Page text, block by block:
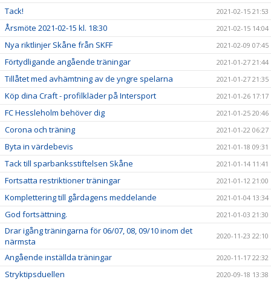
Tack! 2021-02-15 21:53
Årsmöte 2021-02-15 kl. 18:30 2021-02-15 14:04
Nya riktlinjer Skåne från SKFF 2021-02-09 07:45
Förtydligande angående träningar 2021-01-27 21:44
Tillåtet med avhämtning av de yngre spelarna 2021-01-27 21:35
Köp dina Craft - profilkläder på Intersport 2021-01-26 17:17
FC Hessleholm behöver dig 2021-01-25 20:46
Corona och träning 2021-01-22 06:27
Byta in värdebevis 2021-01-18 09:31
Tack till sparbanksstiftelsen Skåne 2021-01-14 11:41
Fortsatta restriktioner träningar 2021-01-12 21:00
Komplettering till gårdagens meddelande 2021-01-04 13:34
God fortsättning. 2021-01-03 21:30
Drar igång träningarna för 06/07, 08, 09/10 inom det
närmsta
2020-11-23 22:10
Angående inställda träningar 2020-11-17 22:32
Stryktipsduellen
2020-09-18 13:38